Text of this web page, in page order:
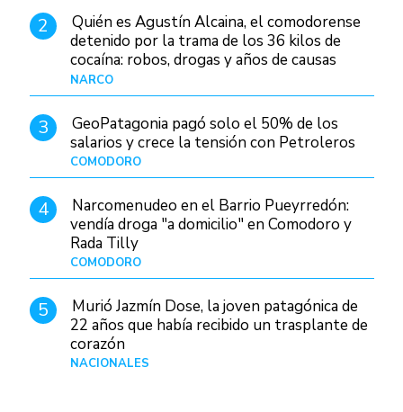
2
Quién es Agustín Alcaina, el comodorense
detenido por la trama de los 36 kilos de
cocaína: robos, drogas y años de causas
judiciales
NARCO
3
GeoPatagonia pagó solo el 50% de los
salarios y crece la tensión con Petroleros
COMODORO
4
Narcomenudeo en el Barrio Pueyrredón:
vendía droga "a domicilio" en Comodoro y
Rada Tilly
COMODORO
5
Murió Jazmín Dose, la joven patagónica de
22 años que había recibido un trasplante de
corazón
NACIONALES